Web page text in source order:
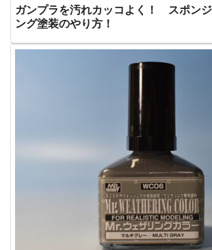
ガンプラを汚れカッコよく！ スポン
ング塗装のやり方！